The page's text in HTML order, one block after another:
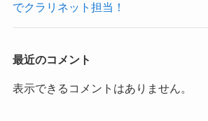
でクラリネット担当！
最近のコメント
表示できるコメントはありません。